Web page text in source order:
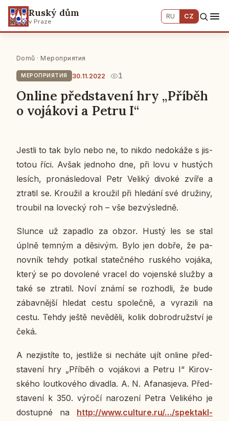
Ruský dům
v Praze
RU CZ
Domů · Мероприятия
МЕРОПРИЯТИЯ 30.11.2022 1
Оnline představení hry „Příběh
o vojákovi a Petru I“
Jestli to tak bylo nebo ne, to nikdo ne­do­ká­že s jis­
to­tou říci. Avšak jed­no­ho dne, při lovu v hustých
lesích, pro­ná­sle­do­val Petr Veliký divoké zvíře a
ztra­til se. Krou­žil a krou­žil při hle­dá­ní své dru­ži­ny,
trou­bil na lo­vec­ký roh – vše bez­vý­sled­ně.
Slunce už za­padlo za obzor. Hustý les se stal
úplně temným a dě­si­vým. Bylo jen dobře, že pa­
nov­ník tehdy potkal sta­teč­né­ho rus­ké­ho vojáka,
který se po do­vo­le­né vracel do vo­jen­ské služby a
také se ztra­til. Noví známí se roz­hod­li, že bude
zá­bav­něj­ší hledat cestu spo­leč­ně, a vy­ra­zi­li na
cestu. Tehdy ještě ne­vě­dě­li, kolik dob­ro­druž­ství je
čeká.
А ne­zjis­tí­te to, jestli­že si ne­chá­te ujít online před­
sta­ve­ní hry „Příběh o vo­já­ko­vi a Petru I“ Ki­rov­
ské­ho lout­ko­vé­ho di­va­dla. A. N. Afa­na­sje­va. Před­
sta­ve­ní k 350. výročí na­ro­ze­ní Petra Ve­li­ké­ho je
do­stup­né na http://www.cul­tu­re.ru/…/spek­ta­kl-